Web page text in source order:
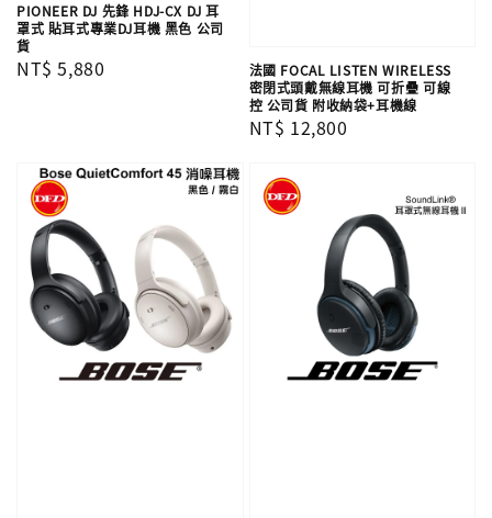
PIONEER DJ 先鋒 HDJ-CX DJ 耳
罩式 貼耳式專業DJ耳機 黑色 公司
貨
Regular
NT$ 5,880
法國 FOCAL LISTEN WIRELESS
密閉式頭戴無線耳機 可折疊 可線
控 公司貨 附收納袋+耳機線
Regular
NT$ 12,800